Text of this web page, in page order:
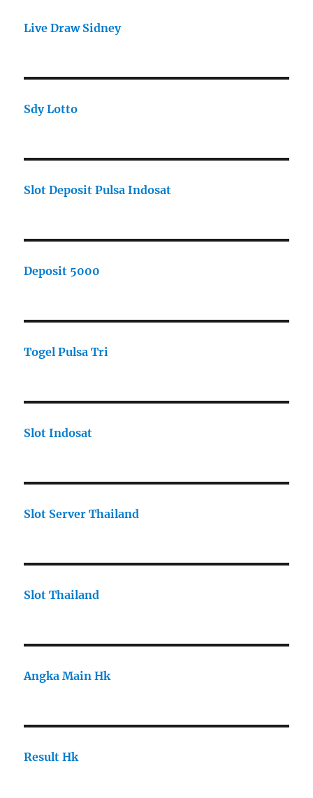
Live Draw Sidney
Sdy Lotto
Slot Deposit Pulsa Indosat
Deposit 5000
Togel Pulsa Tri
Slot Indosat
Slot Server Thailand
Slot Thailand
Angka Main Hk
Result Hk